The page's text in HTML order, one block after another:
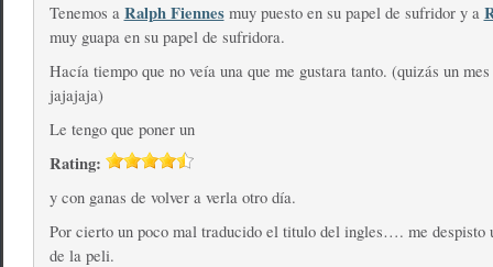
Tenemos a Ralph Fiennesmuy puesto en su papel de sufridor y a
muy guapa en su papel de sufridora.
Hacía tiempo que no veía una que me gustara tanto. (quizás un
jajajaja)
Le tengo que poner un
Rating:
y con ganas de volver a verla otro día.
Por cierto un poco mal traducido el titulo del ingles…. me despisto
de la peli.